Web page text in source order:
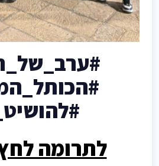
לתרומה